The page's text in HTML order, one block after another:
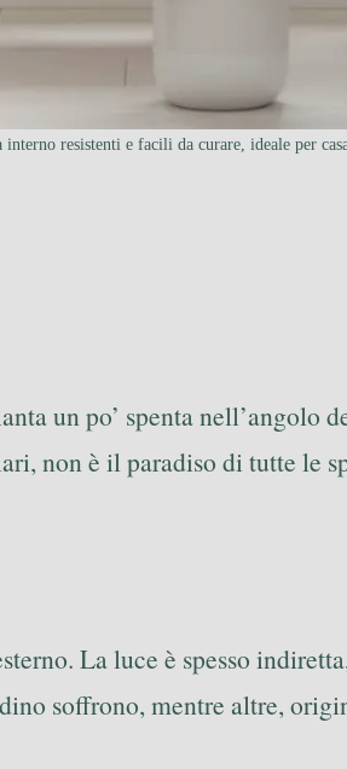
resistenti e facili da curare, ideale per
un po’ spenta nell’angolo
non è il paradiso di tutte le
La luce è spesso
soffrono, mentre altre,